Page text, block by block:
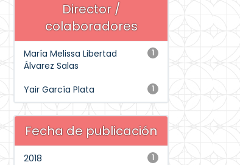
Director /
colaboradores
1
María Melissa Libertad
Álvarez Salas
1
Yair García Plata
Fecha de publicación
1
2018